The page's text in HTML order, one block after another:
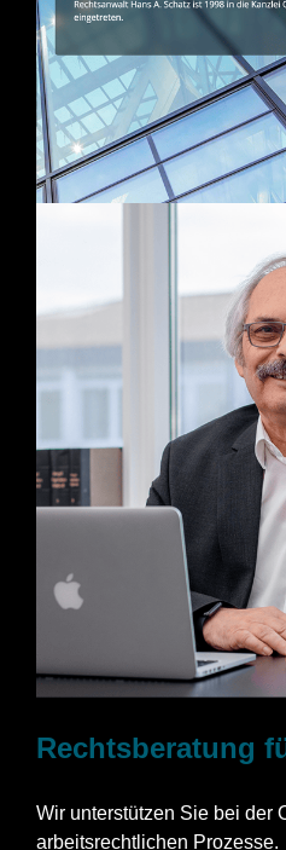
Rechtsberatung
Wir unterstützen Sie bei der
arbeitsrechtlichen Prozesse.